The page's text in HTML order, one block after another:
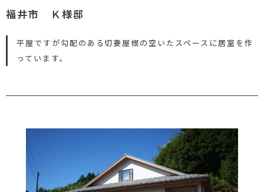
福井市 Ｋ様邸
平屋ですが勾配のある切妻屋根の空いたスペースに居室を作
っています。